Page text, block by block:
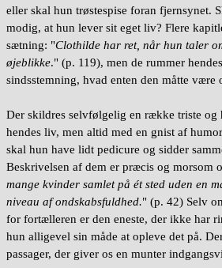
eller skal hun trøstespise foran fjernsynet.
modig, at hun lever sit eget liv? Flere
sætning: "Clothilde har ret, når hun taler
øjeblikke." (p. 119), men de rummer
sindsstemning, hvad enten den måtte være
Der skildres selvfølgelig en række triste og
hendes liv, men altid med en gnist af
skal hun have lidt pedicure og sidder
Beskrivelsen af dem er præcis og morsom
mange kvinder samlet på ét sted uden en
niveau af ondskabsfuldhed." (p. 42) Selv
for fortælleren er den eneste, der ikke har
hun alligevel sin måde at opleve det på.
passager, der giver os en munter